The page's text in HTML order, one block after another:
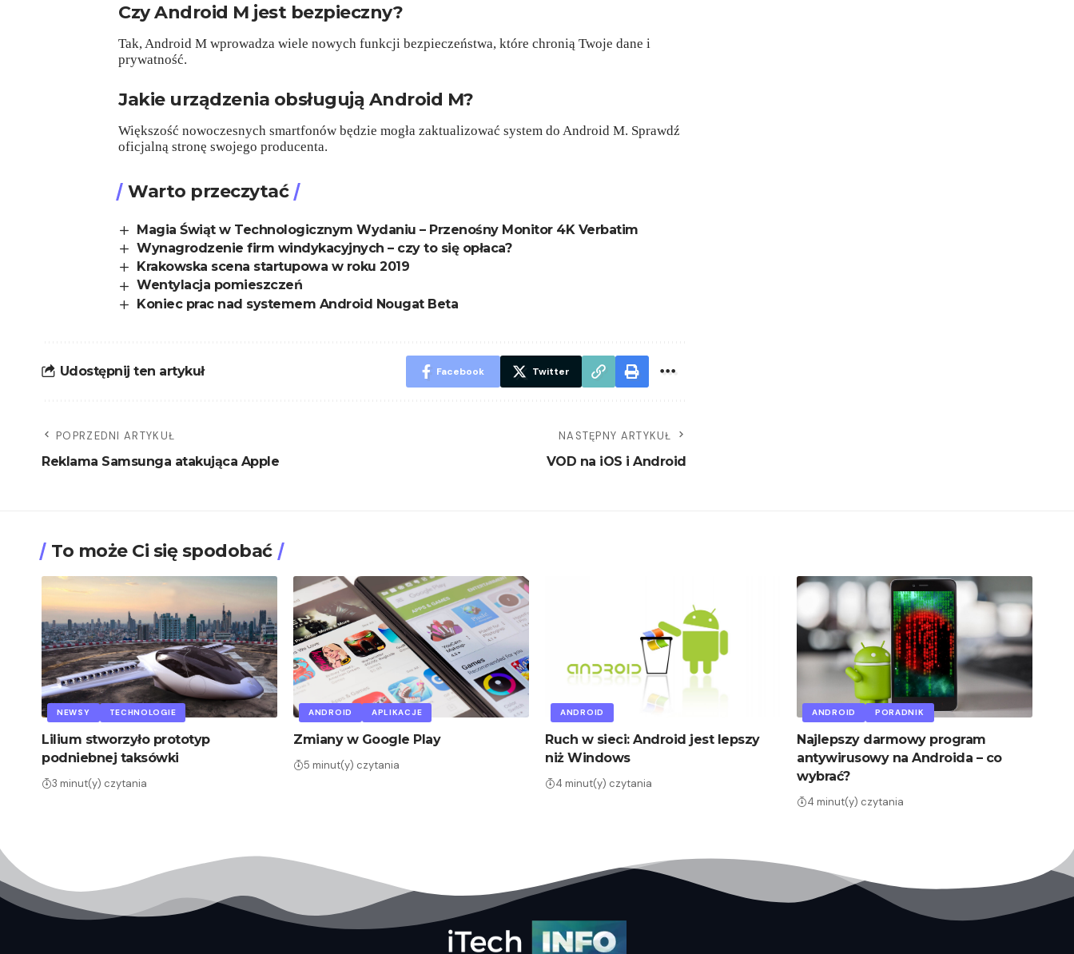
Czy Android M jest bezpieczny?
Tak, Android M wprowadza wiele nowych funkcji bezpieczeństwa, które chronią Twoje dane i
prywatność.
Jakie urządzenia obsługują Android M?
Większość nowoczesnych smartfonów będzie mogła zaktualizować system do Android M. Sprawdź
oficjalną stronę swojego producenta.
Warto przeczytać
Magia Świąt w Technologicznym Wydaniu – Przenośny Monitor 4K Verbatim
Wynagrodzenie firm windykacyjnych – czy to się opłaca?
Krakowska scena startupowa w roku 2019
Wentylacja pomieszczeń
Koniec prac nad systemem Android Nougat Beta
Udostępnij ten artykuł Facebook Twitter
POPRZEDNI ARTYKUŁ
Reklama Samsunga atakująca Apple
NASTĘPNY ARTYKUŁ
VOD na iOS i Android
To może Ci się spodobać
NEWSY TECHNOLOGIE
Lilium stworzyło prototyp
podniebnej taksówki
3 minut(y) czytania
ANDROID APLIKACJE
Zmiany w Google Play
5 minut(y) czytania
ANDROID
Ruch w sieci: Android jest lepszy
niż Windows
4 minut(y) czytania
ANDROID PORADNIK
Najlepszy darmowy program
antywirusowy na Androida – co
wybrać?
4 minut(y) czytania